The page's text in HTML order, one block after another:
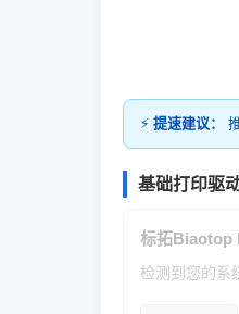
⚡ 提速建议：
基础打印驱
标拓Biaotop
检测到您的系